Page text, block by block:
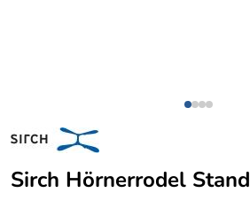
Sirch Hörnerrodel